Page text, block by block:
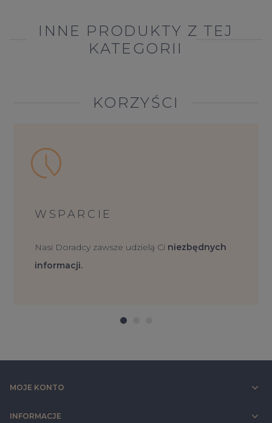
INNE PRODUKTY Z TEJ
KATEGORII
KORZYŚCI
WSPARCIE
Nasi Doradcy zawsze udzielą Ci niezbędnych
informacji.
MOJE KONTO
INFORMACJE